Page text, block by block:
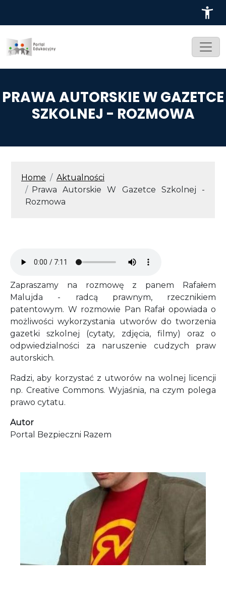
PRAWA AUTORSKIE W GAZETCE
SZKOLNEJ - ROZMOWA
ŚCIEŻKA NAWIGACYJNA
Home
Aktualności
Prawa Autorskie W Gazetce Szkolnej -
Rozmowa
Zapraszamy na rozmowę z panem Rafałem
Malujda - radcą prawnym, rzecznikiem
patentowym. W rozmowie Pan Rafał opowiada o
możliwości wykorzystania utworów do tworzenia
gazetki szkolnej (cytaty, zdjęcia, filmy) oraz o
odpwiedzialności za naruszenie cudzych praw
autorskich.
Radzi, aby korzystać z utworów na wolnej licencji
np. Creative Commons. Wyjaśnia, na czym polega
prawo cytatu.
Autor
Portal Bezpieczni Razem